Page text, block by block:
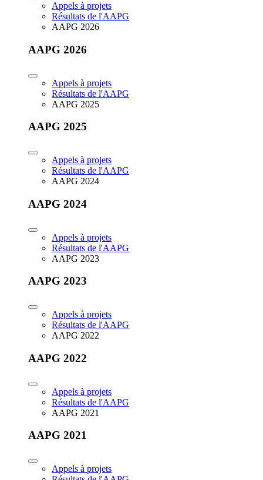
Appels à projets
Résultats de l'AAPG
AAPG 2026
AAPG 2026
Appels à projets
Résultats de l'AAPG
AAPG 2025
AAPG 2025
Appels à projets
Résultats de l'AAPG
AAPG 2024
AAPG 2024
Appels à projets
Résultats de l'AAPG
AAPG 2023
AAPG 2023
Appels à projets
Résultats de l'AAPG
AAPG 2022
AAPG 2022
Appels à projets
Résultats de l'AAPG
AAPG 2021
AAPG 2021
Appels à projets